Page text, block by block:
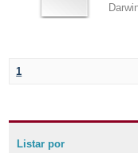
1
Listar por